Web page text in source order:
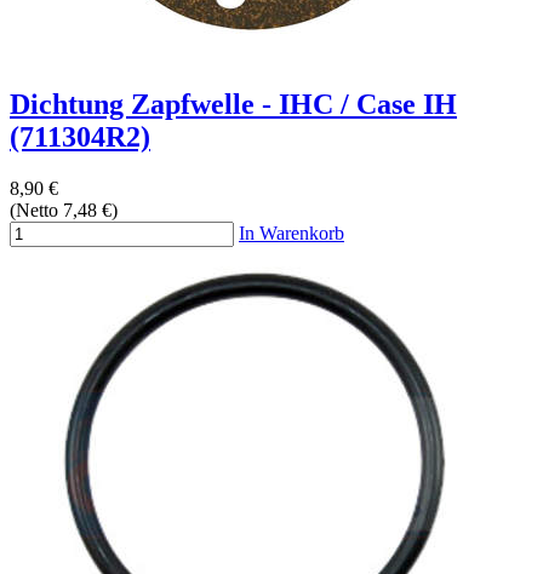
Dichtung Zapfwelle - IHC / Case IH
(711304R2)
8,90 €
(Netto 7,48 €)
In Warenkorb